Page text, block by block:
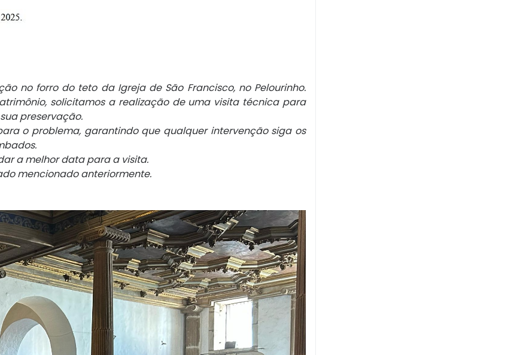
no forro do teto da Igreja de São Francisco, no Pelourinho.
solicitamos a realização de uma visita técnica para
preservação.
o problema, garantindo que qualquer intervenção siga os
a melhor data para a visita.
mencionado anteriormente.